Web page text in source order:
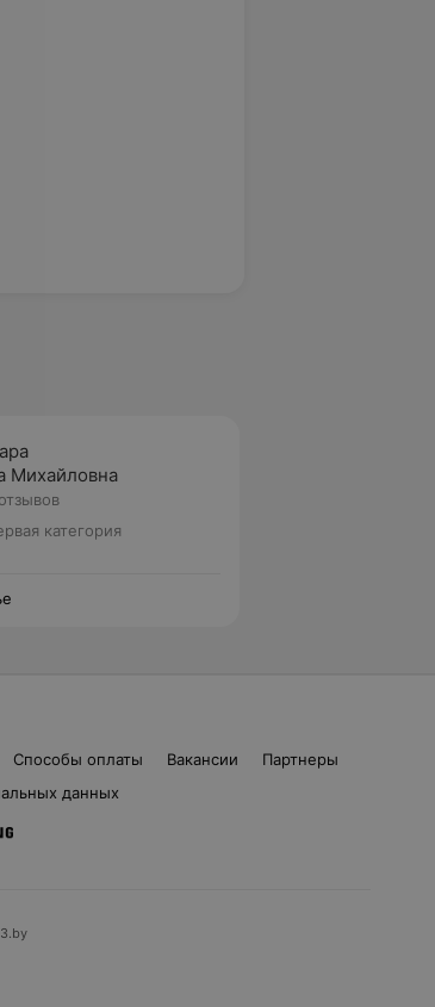
Михайловна
категория
Способы оплаты Вакансии
Партнеры
данных